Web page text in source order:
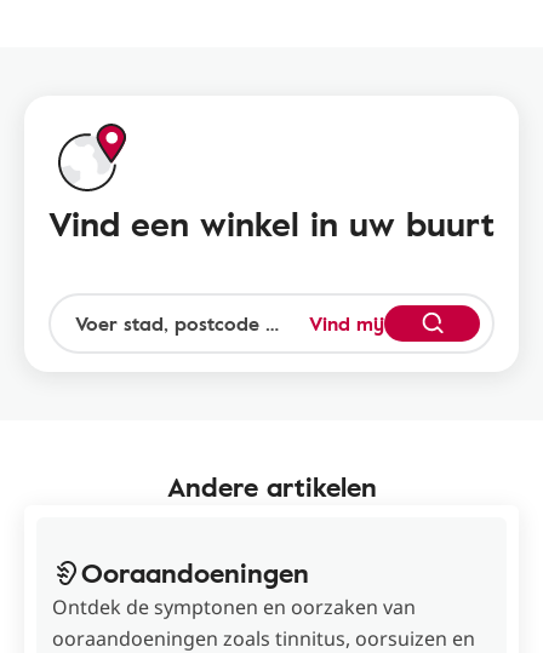
Vind een winkel in uw buurt
Vind mij
Andere artikelen
Ooraandoeningen
Ontdek de symptonen en oorzaken van
ooraandoeningen zoals tinnitus, oorsuizen en